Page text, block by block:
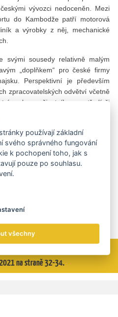
vývozci nedoceněn. Mezi
do Kambodže patří motorová
a výrobky z něj, mechanické
svými sousedy relativně malým
„doplňkem“ pro české firmy
Perspektivní je především
zpracovatelských odvětví včetně
ochrany životního prostředí či
pak nabízí sektor civilního letectví
Čechům příležitosti ve
letectví. Obecně se nacházejí
tam, kde mohou pomoci s
zkušenosti a know-how,
odborných specialistů. (
na straně 32-34.
používají základní
svého správného fungování
k pochopení toho, jak s
pouze po souhlasu.
všechny